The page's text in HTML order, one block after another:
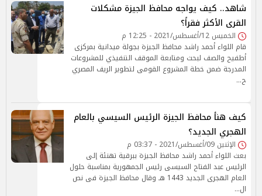
شاهد.. كيف يواجه محافظ الجيزة مشكلات
القرى الأكثر فقراً؟
الخميس 12/أغسطس/2021 - 12:25 م
قام اللواء أحمد راشد محافظ الجيزة بجولة ميدانية بمركزى
أطفيح والصف لبحث ومتابعة الموقف التنفيذي للمشروعات
المدرجة ضمن خطة المشروع القومى لتطوير الريف المصري
ح…
كيف هنأ محافظ الجيزة الرئيس السيسي بالعام
الهجري الجديد؟
الإثنين 09/أغسطس/2021 - 03:37 م
بعث اللواء أحمد راشد محافظ الجيزة ببرقية تهنئة إلى
الرئيس عبد الفتاح السيسى رئيس الجمهورية بمناسبة حلول
العام الهجرى الجديد 1443 هـ وقال محافظ الجيزة فى نص
ال…